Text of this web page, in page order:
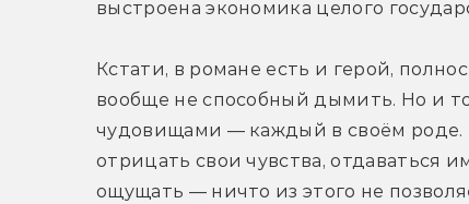
выстроена экономика целого
Кстати, в романе есть и герой,
вообще не способный дымить. Но и
чудовищами — каждый в своём роде.
отрицать свои чувства, отдаваться
ощущать — ничто из этого не